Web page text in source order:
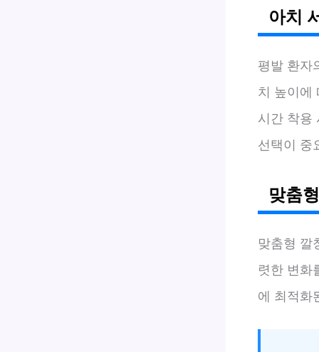
아치
평발 환자
치 높이에
시간 착용
선택이 중
맞춤
맞춤형 깔
렷한 변화
에 최적화